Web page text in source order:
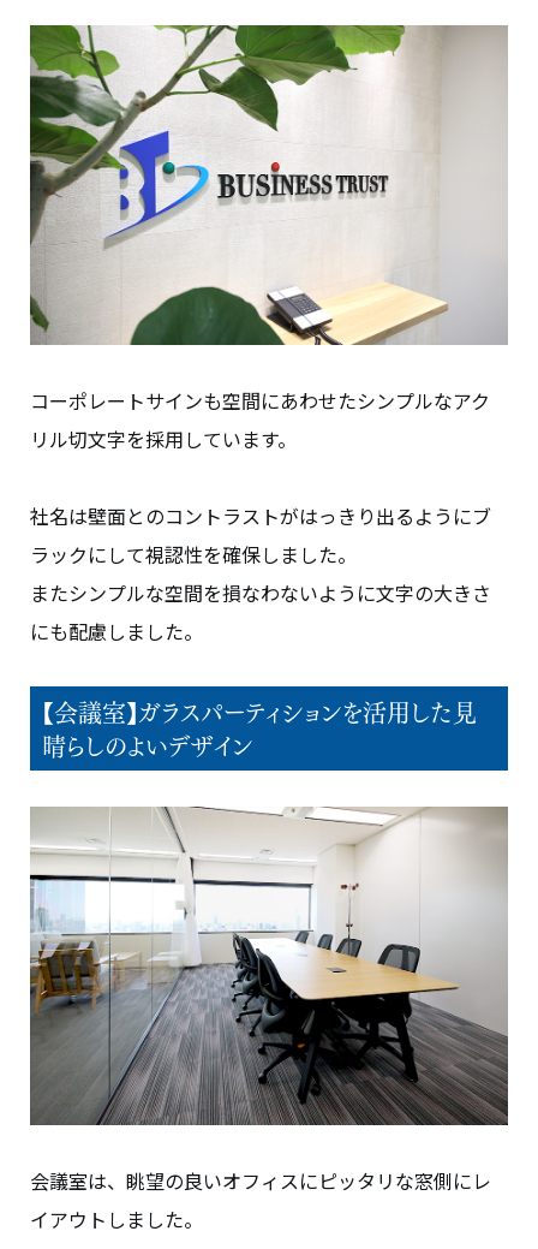
コーポレートサインも空間にあわせたシンプルなアク
リル切文字を採用しています。
社名は壁面とのコントラストがはっきり出るようにブ
ラックにして視認性を確保しました。
またシンプルな空間を損なわないように文字の大きさ
にも配慮しました。
【会議室】ガラスパーティションを活用した見
晴らしのよいデザイン
会議室は、眺望の良いオフィスにピッタリな窓側にレ
イアウトしました。